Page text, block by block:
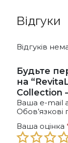
Відгуки
Відгуків
Будьте
на
Collection
Ваша e-mail
Обов’язкові
Ваша оцінка